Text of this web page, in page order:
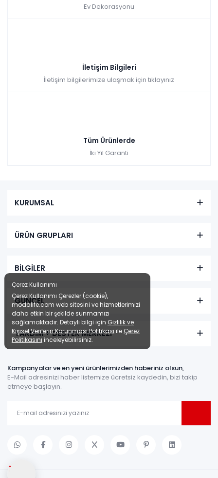
↑
Ev Dekorasyonu
İletişim Bilgileri
İletişim bilgilerimize ulaşmak için tıklayınız
Tüm Ürünlerde
İki Yıl Garanti
KURUMSAL
ÜRÜN GRUPLARI
BİLGİLER
GÜNCEL
YARDIM + DESTEK MERKEZİ
Kampanyalar ve en yeni ürünlerimizden haberiniz olsun,
E-Mail adresinizi haber listemize ücretsiz kaydedin, bizi takip
etmeye başlayın.
Çerez Kullanımı
Çerez Kullanımı Çerezler (cookie),
modalife.com web sitesini ve hizmetlerimizi
daha etkin bir şekilde sunmamızı
sağlamaktadır. Detaylı bilgi için Gizlilik ve
Kişisel Verilerin Korunması Politikası ile Çerez
Politikasını inceleyebilirsiniz.